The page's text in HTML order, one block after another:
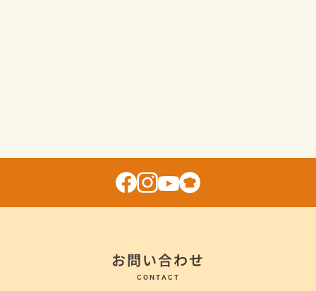
お問い合わせ
CONTACT